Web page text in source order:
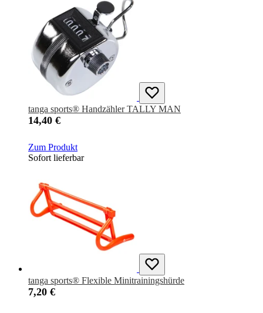
tanga sports® Handzähler TALLY MAN
14,40 €
Zum Produkt
Sofort lieferbar
tanga sports® Flexible Minitrainingshürde
7,20 €